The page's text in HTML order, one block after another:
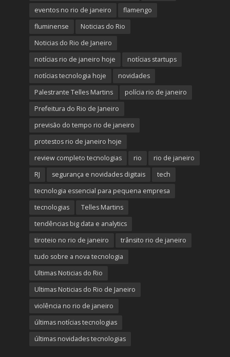
eventos no rio de janeiro
flamengo
fluminense
Noticias do Rio
Noticias do Rio de Janeiro
notícias rio de janeiro hoje
notícias startups
notícias tecnologia hoje
novidades
Palestrante Telles Martins
polícia rio de janeiro
Prefeitura do Rio de Janeiro
previsão do tempo rio de janeiro
protestos rio de janeiro hoje
review completo tecnologias
rio
rio de janeiro
RJ
segurança e novidades digitais
tech
tecnologia essencial para pequena empresa
tecnologias
Telles Martins
tendências big data e analytics
tiroteio no rio de janeiro
trânsito rio de janeiro
tudo sobre a nova tecnologia
Ultimas Noticias do Rio
Ultimas Noticias do Rio de Janeiro
violência no rio de janeiro
últimas notícias tecnologias
últimas novidades tecnologias